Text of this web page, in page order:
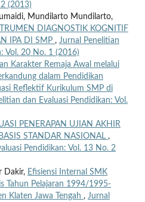
(2013)
Mundilarto Mundilarto,
DIAGNOSTIK KOGNITIF
IPA DI SMP , Jurnal Penelitian
Vol. 20 No. 1 (2016)
Karakter Remaja Awal melalui
dalam Pendidikan
Reflektif Kurikulum SMP di
dan Evaluasi Pendidikan: Vol.
PENERAPAN UJIAN AKHIR
STANDAR NASIONAL ,
Pendidikan: Vol. 13 No. 2
Dakir, Efisiensi Internal SMK
Tahun Pelajaran 1994/1995-
Klaten Jawa Tengah , Jurnal